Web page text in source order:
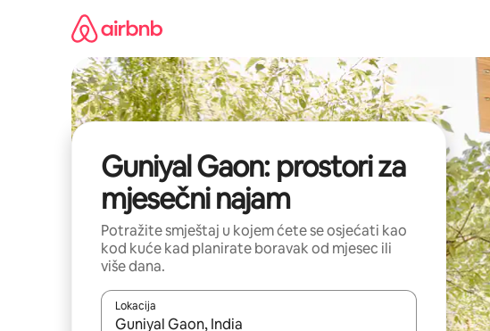
Guniyal Gaon: prostori za
mjesečni najam
Potražite smještaj u kojem ćete se osjećati kao
kod kuće kad planirate boravak od mjesec ili
više dana.
Lokacija
Kada budu dostupni rezultati, moći ćete ih pregledati koristeći